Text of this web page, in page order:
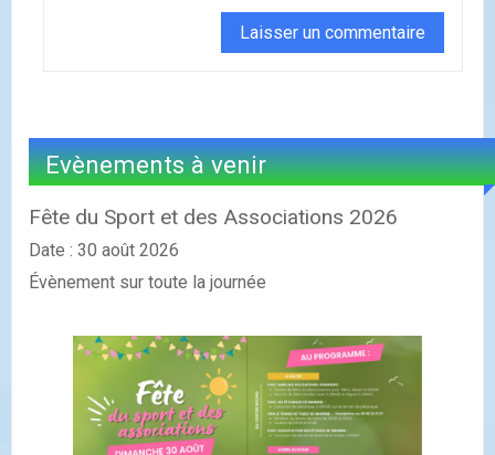
Evènements à venir
Fête du Sport et des Associations 2026
Date : 30 août 2026
Évènement sur toute la journée